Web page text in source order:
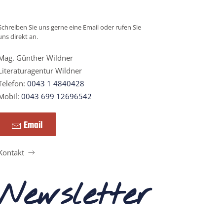
Sie uns gerne eine Email oder rufen Sie
direkt an.
Günther Wildner
Wildner
0043 1 4840428
0043 699 12696542
Email